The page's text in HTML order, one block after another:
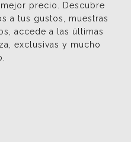
precio. Descubre
a tus gustos, muestras
accede a las últimas
exclusivas y mucho